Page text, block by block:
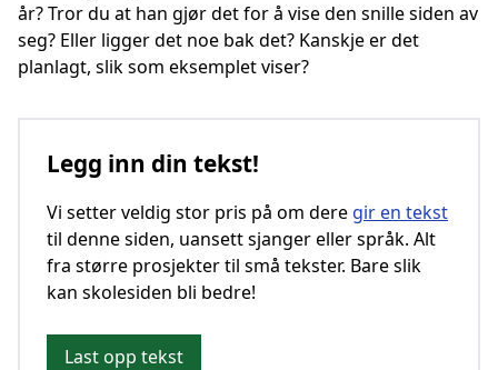
år? Tror du at han gjør det for å vise den snille siden av
seg? Eller ligger det noe bak det? Kanskje er det
planlagt, slik som eksemplet viser?
Legg inn din tekst!
Vi setter veldig stor pris på om dere gir en tekst
til denne siden, uansett sjanger eller språk. Alt
fra større prosjekter til små tekster. Bare slik
kan skolesiden bli bedre!
Last opp tekst